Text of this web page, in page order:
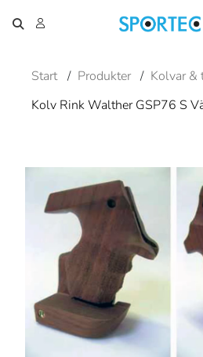
Start / Produkter / Kolvar
Kolv Rink Walther GSP76 S